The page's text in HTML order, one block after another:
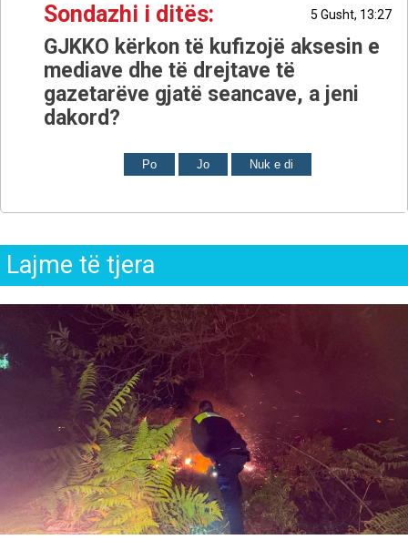
Sondazhi i ditës: 5 Gusht, 13:27
GJKKO kërkon të kufizojë aksesin e
mediave dhe të drejtave të
gazetarëve gjatë seancave, a jeni
dakord?
Po Jo Nuk e di
Lajme të tjera